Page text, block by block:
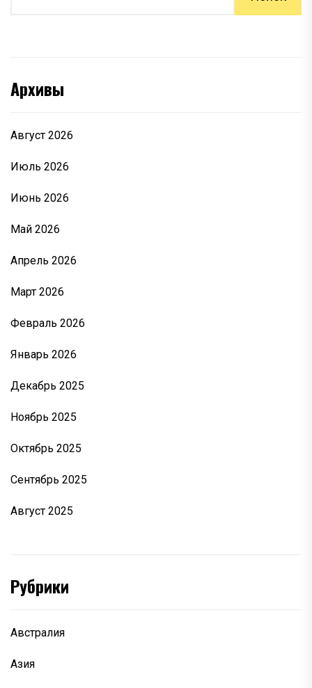
Архивы
Август 2026
Июль 2026
Июнь 2026
Май 2026
Апрель 2026
Март 2026
Февраль 2026
Январь 2026
Декабрь 2025
Ноябрь 2025
Октябрь 2025
Сентябрь 2025
Август 2025
Рубрики
Австралия
Азия